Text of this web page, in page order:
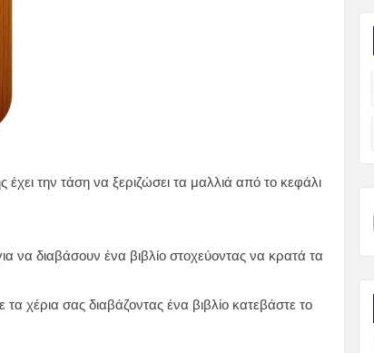
έχει την τάση να ξεριζώσει τα μαλλιά από το κεφάλι
να διαβάσουν ένα βιβλίο στοχεύοντας να κρατά τα
χέρια σας διαβάζοντας ένα βιβλίο κατεβάστε το